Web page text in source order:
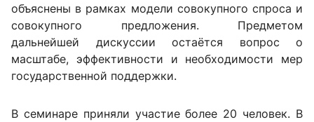
объяснены в рамках модели совокупного спроса и
совокупного предложения. Предметом
дальнейшей дискуссии остаётся вопрос о
масштабе, эффективности и необходимости мер
государственной поддержки.
В семинаре приняли участие более 20 человек. В